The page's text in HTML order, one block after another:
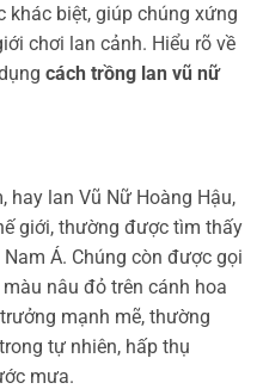
khác biệt, giúp chúng xứng
chơi lan cảnh. Hiểu rõ về
cách trồng lan vũ nữ
hay lan Vũ Nữ Hoàng Hậu,
giới, thường được tìm thấy
Á. Chúng còn được gọi
nâu đỏ trên cánh hoa
mạnh mẽ, thường
tự nhiên, hấp thụ
mưa.